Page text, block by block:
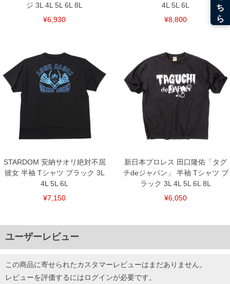
ジ 3L 4L 5L 6L 8L
¥6,930
4L 5L 6L
¥8,800
STARDOM 安納サオリ絶対不屈
彼女 半袖 Tシャツ ブラック 3L
4L 5L 6L
¥7,150
新日本プロレス 田口隆佑「タグ
チdeジャパン」 半袖 Tシャツ ブ
ラック 3L 4L 5L 6L 8L
¥6,050
ユーザーレビュー
この商品に寄せられたカスタマーレビューはまだありません。
レビューを評価するにはログインが必要です。